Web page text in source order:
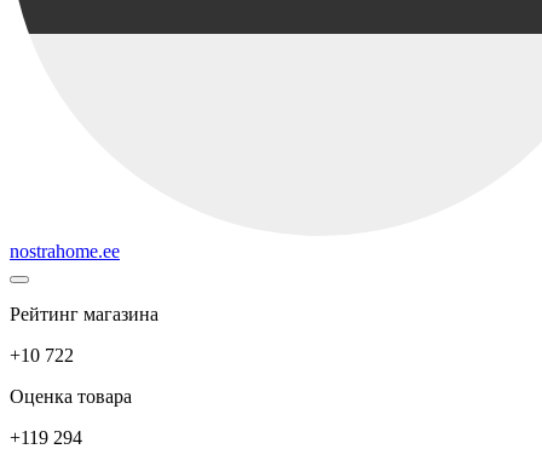
nostrahome.ee
Рейтинг магазина
+10 722
Оценка товара
+119 294